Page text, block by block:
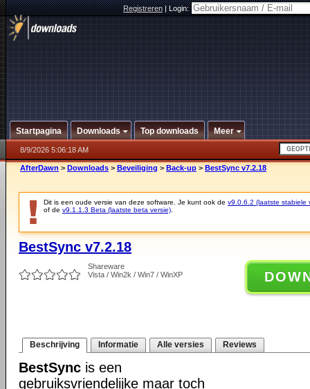
Registreren|Login:
Startpagina Downloads Top downloads Meer
8/9/2026 5:06:18 AM
AfterDawn > Downloads > Beveiliging > Back-up > BestSync v7.2.18
Dit is een oude versie van deze software. Je kunt ook de v9.0.6.2 (laatste stabiele
of de v9.1.1.3 Beta (laatste beta versie)
BestSync v7.2.18
Shareware
Vista / Win2k / Win7 / WinXP
Beschrijving Informatie Alle versies Reviews
BestSync is een
gebruiksvriendelijke maar toch